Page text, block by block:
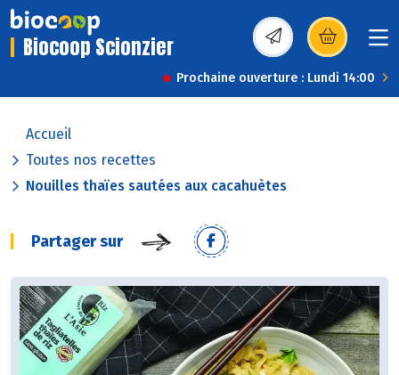
Biocoop Scionzier (s’ouvre dans une
Prochaine ouverture : Lundi 14:00
Accueil
Toutes nos recettes
Nouilles thaïes sautées aux cacahuètes
Partager sur